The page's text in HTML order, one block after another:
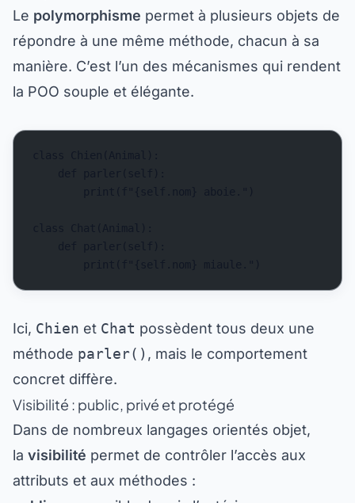
Le polymorphisme permet à plusieurs objets de
répondre à une même méthode, chacun à sa
manière. C’est l’un des mécanismes qui rendent
la POO souple et élégante.
Ici, Chien et Chat possèdent tous deux une
méthode parler() , mais le comportement
concret diffère.
Visibilité : public, privé et protégé
Dans de nombreux langages orientés objet,
la visibilité permet de contrôler l’accès aux
attributs et aux méthodes :